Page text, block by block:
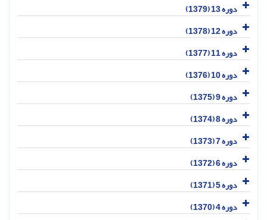
دوره 13 (1379)
دوره 12 (1378)
دوره 11 (1377)
دوره 10 (1376)
دوره 9 (1375)
دوره 8 (1374)
دوره 7 (1373)
دوره 6 (1372)
دوره 5 (1371)
دوره 4 (1370)